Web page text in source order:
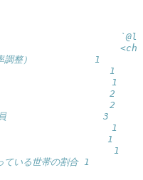
抽出率調整）
数
員
員                       2
員                       2
職者人員                 3
員
年齢
支払っている世帯の割